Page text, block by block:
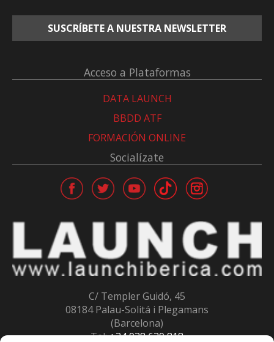
SUSCRÍBETE A NUESTRA NEWSLETTER
Acceso a Plataformas
DATA LAUNCH
BBDD ATF
FORMACIÓN ONLINE
Socialízate
C/ Templer Guidó, 45
08184 Palau-Solitá i Plegamans
(Barcelona)
Tel:+34 938 639 818